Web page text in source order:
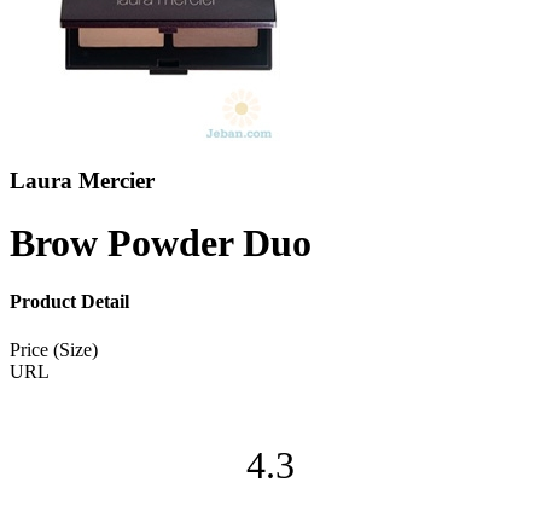
Laura Mercier
Brow Powder Duo
Product Detail
Price (Size)
URL
4.3